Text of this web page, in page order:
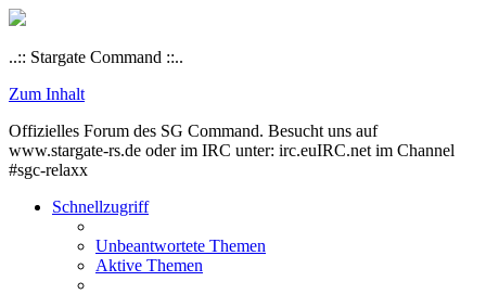
..:: Stargate Command ::..
Zum Inhalt
Offizielles Forum des SG Command. Besucht uns auf
www.stargate-rs.de oder im IRC unter: irc.euIRC.net im Channel
#sgc-relaxx
Schnellzugriff
Unbeantwortete Themen
Aktive Themen